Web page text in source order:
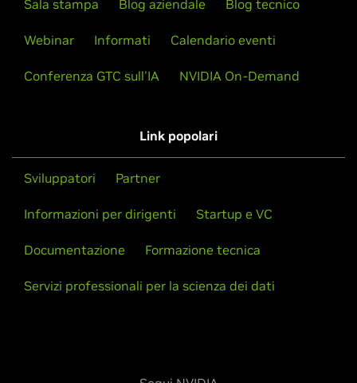
Sala stampa Blog aziendale Blog tecnico
Webinar Informati Calendario eventi
Conferenza GTC sull'IA NVIDIA On-Demand
Link popolari
Sviluppatori Partner
Informazioni per dirigenti Startup e VC
Documentazione Formazione tecnica
Servizi professionali per la scienza dei dati